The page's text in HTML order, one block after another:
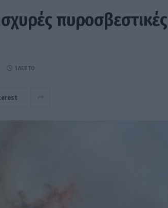
πυροσβεστικές
1 ΛΕΠΤΌ